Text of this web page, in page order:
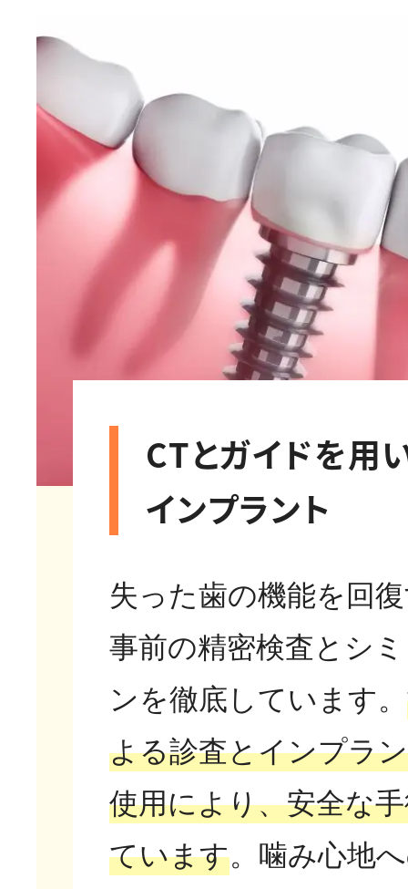
CTとガイドを用
インプラント
失った歯の機能を回
事前の精密検査とシ
ンを徹底しています。
よる診査とインプラ
使用により、安全な
ています。噛み心地